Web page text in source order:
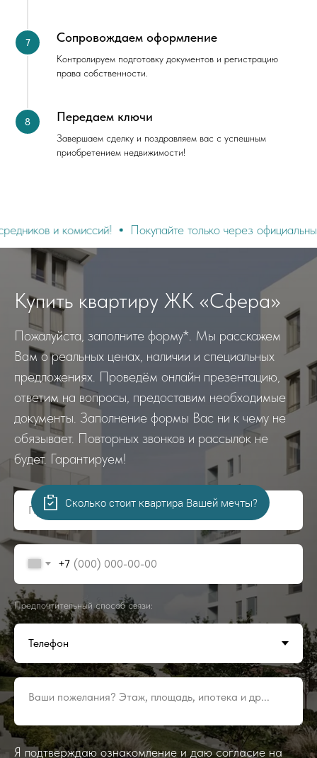
Сопровождаем оформление
Контролируем подготовку документов и регистрацию
права собственности.
Передаем ключи
Завершаем сделку и поздравляем вас с успешным
приобретением недвижимости!
и комиссий! Покупайте только через официальный сайт
Купить квартиру ЖК «Сфера»
Пожалуйста, заполните форму*. Мы расскажем
Вам о реальных ценах, наличии и специальных
предложениях. Проведём онлайн презентацию,
ответим на вопросы, предоставим необходимые
документы. Заполнение формы Вас ни к чему не
обязывает. Повторных звонков и рассылок не
будет. Гарантируем!
Представьтесь, пожалуйста!
+7
Предпочтительный способ связи:
Ваши пожелания? Этаж, площадь, ипотека и др...
Я подтверждаю ознакомление и даю согласие на
Сколько стоит квартира Вашей мечты?